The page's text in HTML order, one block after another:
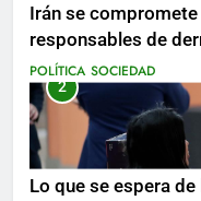
Irán se
responsables de
mientras se realizan
POLÍTICA SOCIEDAD
2
Lo que se espera